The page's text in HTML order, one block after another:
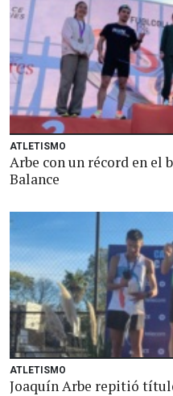
ATLETISMO
Arbe con un récord en el
Balance
ATLETISMO
Joaquín Arbe repitió